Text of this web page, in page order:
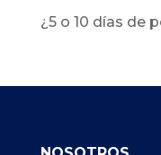
¿5 o 10 días de